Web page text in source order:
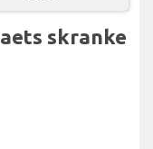
skranke